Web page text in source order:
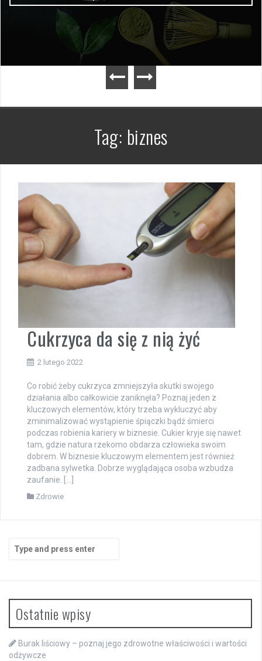
Tag: biznes
Cukrzyca da się z nią żyć
2 lutego 2022
Co robić żeby cukrzyca zmniejszyła skutki swojego
działania albo całkowicie zaniknęła? Poznaj jeden z
kluczowych elementów, który trzeba wykluczyć aby
zminimalizować wystąpienie śpiączki bądź śmierci
podczas robienia kariery w biznesie. Cukier kryje się nawet
tam, gdzie natura rzekomo obdarza człowieka swoim
dobrem. W biznesie kluczowym elementem jest również
zadbana sylwetka. Dobrze wyglądająca osoba wzbudza
zaufanie. […]
Zdrowie
for:
Ostatnie wpisy
Burak liściowy – poznaj jego zdrowotne właściwości i wartości
odżywcze